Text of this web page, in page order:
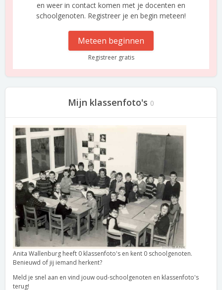
en weer in contact komen met je docenten en
schoolgenoten. Registreer je en begin meteen!
Meteen beginnen
Registreer gratis
Mijn klassenfoto's 0
Anita Wallenburg heeft 0 klassenfoto's en kent 0 schoolgenoten.
Benieuwd of jij iemand herkent?
Meld je snel aan en vind jouw oud-schoolgenoten en klassenfoto's
terug!